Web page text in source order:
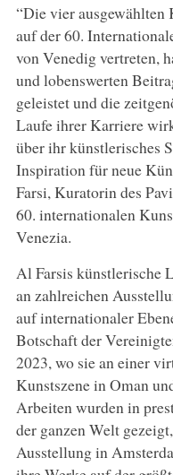
“Die vier ausgewählten
auf der 60.
von Venedig vertreten,
und lobenswerten
geleistet und die
Laufe ihrer Karriere
über ihr künstlerisches
Inspiration für neue
Farsi, Kuratorin des
60. internationalen
Venezia.
Al Farsis künstlerische
an zahlreichen
auf internationaler
Botschaft der
2023, wo sie an einer
Kunstszene in Oman
Arbeiten wurden in
der ganzen Welt
Ausstellung in